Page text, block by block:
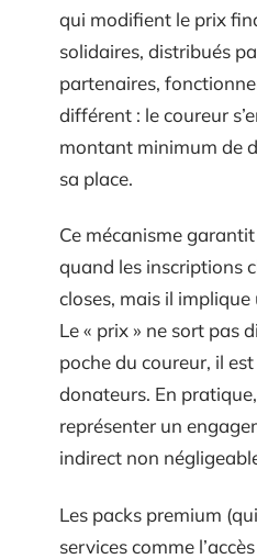
qui modifient le prix
solidaires, distribués
partenaires,
différent : le coureur
montant minimum de
sa place.
Ce mécanisme
quand les inscriptions
closes, mais il
Le « prix » ne sort pas
poche du coureur, il
donateurs. En
représenter un
indirect non
Les packs premium
services comme